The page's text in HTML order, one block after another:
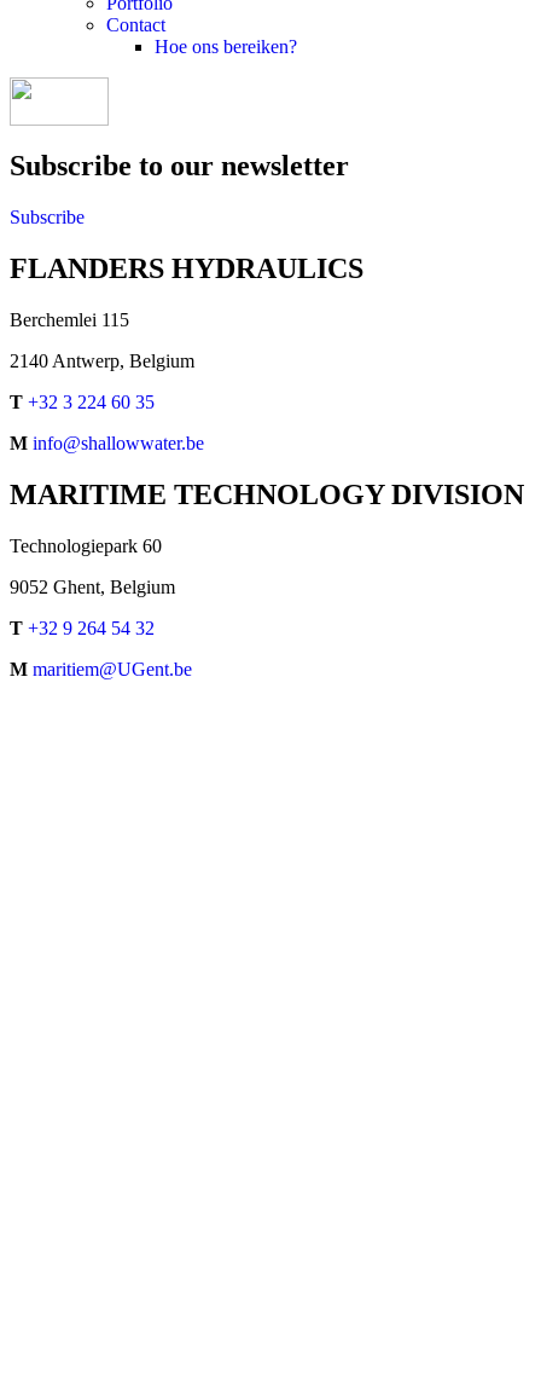
Contact
Hoe ons bereiken?
Subscribe to our newsletter
Subscribe
FLANDERS HYDRAULICS
Berchemlei 115
2140 Antwerp, Belgium
T +32 3 224 60 35
M info@shallowwater.be
MARITIME TECHNOLOGY DIVISION
Technologiepark 60
9052 Ghent, Belgium
T +32 9 264 54 32
M maritiem@UGent.be